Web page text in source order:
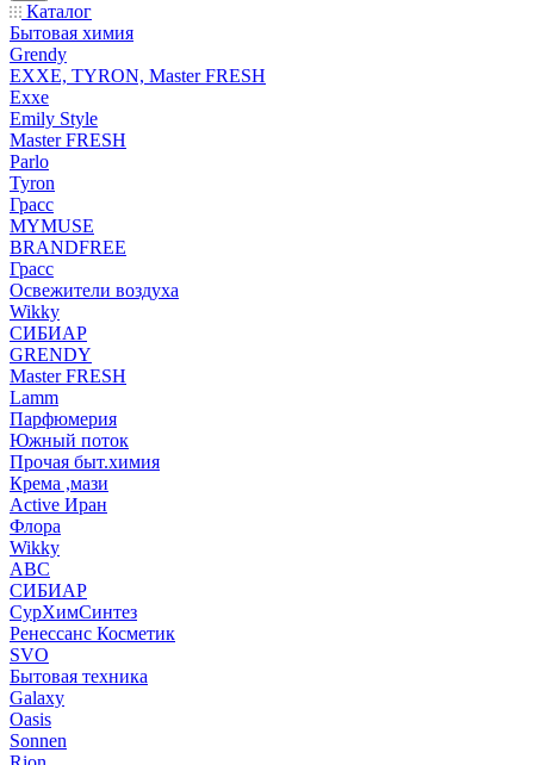
Каталог
Бытовая химия
Grendy
EXXE, TYRON, Master FRESH
Exxe
Emily Style
Master FRESH
Parlo
Tyron
Грасс
MYMUSE
BRANDFREE
Грасс
Освежители воздуха
Wikky
СИБИАР
GRENDY
Master FRESH
Lamm
Парфюмерия
Южный поток
Прочая быт.химия
Крема ,мази
Аctive Иран
Флора
Wikky
АВС
СИБИАР
СурХимСинтез
Ренессанс Косметик
SVO
Бытовая техника
Galaxy
Oasis
Sonnen